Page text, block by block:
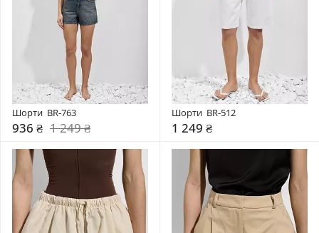
Шорти  BR-763
936 ₴ 1 249 ₴
Шорти  BR-512
1 249 ₴